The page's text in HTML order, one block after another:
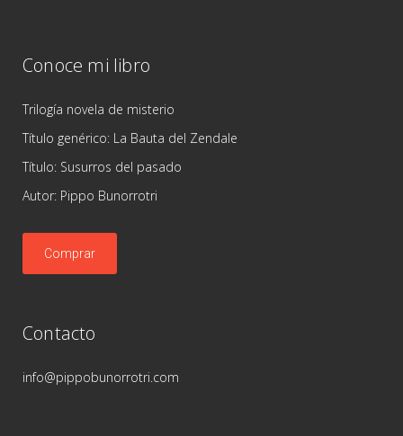
Conoce mi libro
Trilogía novela de misterio
Título genérico: La Bauta del Zendale
Título: Susurros del pasado
Autor: Pippo Bunorrotri
Comprar
Contacto
info@pippobunorrotri.com